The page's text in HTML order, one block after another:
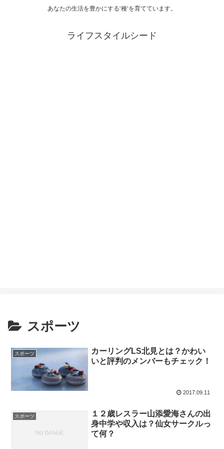
あなたの生活を豊かにする‘種‘を育てています。
ライフスタイルシード
スポーツ
スポーツ
カーリングLS北見とは？かわい
いと評判のメンバーもチェック！
2017.09.11
スポーツ
１２歳レスラー山添愛海さんの出
身中学や収入は？仙女サークルっ
て何？